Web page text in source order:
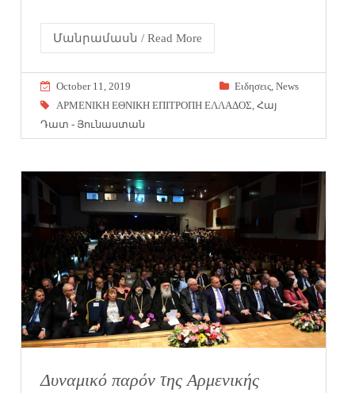
Մանրամասն / Read More
October 11, 2019 Eιδησεις, News
ΑΡΜΕΝΙΚΗ ΕΘΝΙΚΗ ΕΠΙΤΡΟΠΗ ΕΛΛΑΔΟΣ,Հայ
Դատ - Յունաստան
Δυναμικό παρόν της Αρμενικής